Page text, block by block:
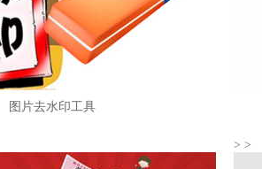
图片去水印工具
> >